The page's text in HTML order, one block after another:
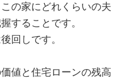
の家にどれくらいの夫
することです。
回しです。
値と住宅ローンの残高